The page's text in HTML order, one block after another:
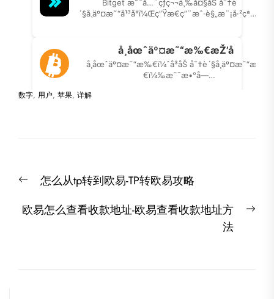
数字, 用户, 苹果, 详解
章
导
Previous怎么从tp转到欧易-TP转欧易攻略
欧易怎么查看收款地址-欧易查看收款地址方
法